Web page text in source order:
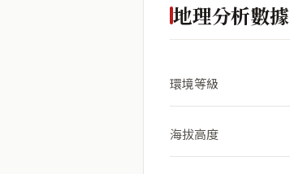
地理分析數據
環境等級
海拔高度